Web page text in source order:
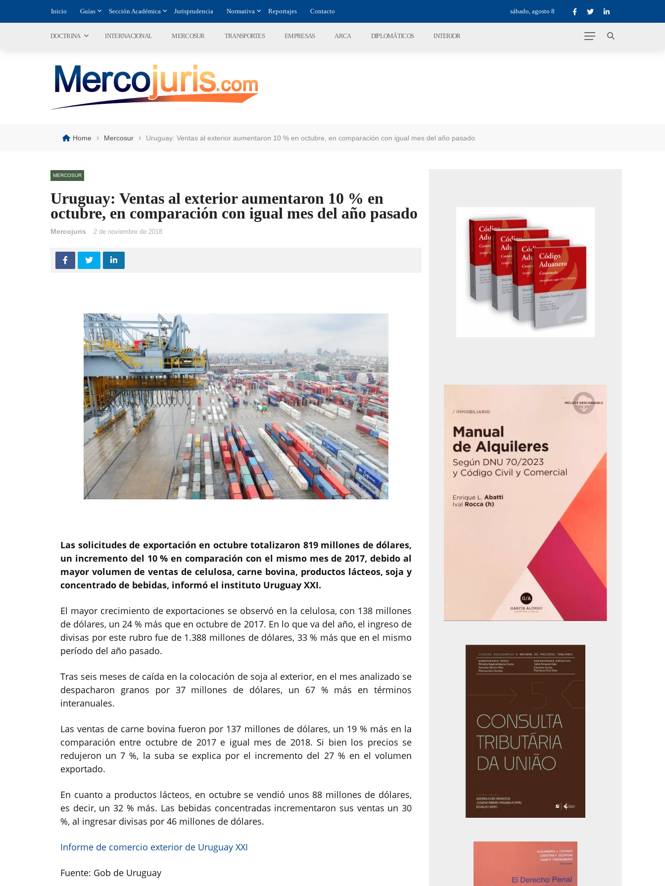
Inicio Guías Sección Académica Jurisprudencia Normativa Reportajes Contacto sábado, agosto 8
DOCTRINA INTERNACIONAL MERCOSUR TRANSPORTES EMPRESAS ARCA DIPLOMÁTICOS INTERIOR
Home › Mercosur › Uruguay: Ventas al exterior aumentaron 10 % en octubre, en comparación con igual mes del año pasado
MERCOSUR
Uruguay: Ventas al exterior aumentaron 10 % en
octubre, en comparación con igual mes del año pasado
Mercojuris 2 de noviembre de 2018
Las solicitudes de exportación en octubre totalizaron 819 millones de dólares,
un incremento del 10 % en comparación con el mismo mes de 2017, debido al
mayor volumen de ventas de celulosa, carne bovina, productos lácteos, soja y
concentrado de bebidas, informó el instituto Uruguay XXI.
El mayor crecimiento de exportaciones se observó en la celulosa, con 138 millones
de dólares, un 24 % más que en octubre de 2017. En lo que va del año, el ingreso de
divisas por este rubro fue de 1.388 millones de dólares, 33 % más que en el mismo
período del año pasado.
Tras seis meses de caída en la colocación de soja al exterior, en el mes analizado se
despacharon granos por 37 millones de dólares, un 67 % más en términos
interanuales.
Las ventas de carne bovina fueron por 137 millones de dólares, un 19 % más en la
comparación entre octubre de 2017 e igual mes de 2018. Si bien los precios se
redujeron un 7 %, la suba se explica por el incremento del 27 % en el volumen
exportado.
En cuanto a productos lácteos, en octubre se vendió unos 88 millones de dólares,
es decir, un 32 % más. Las bebidas concentradas incrementaron sus ventas un 30
%, al ingresar divisas por 46 millones de dólares.
Informe de comercio exterior de Uruguay XXI
Fuente: Gob de Uruguay